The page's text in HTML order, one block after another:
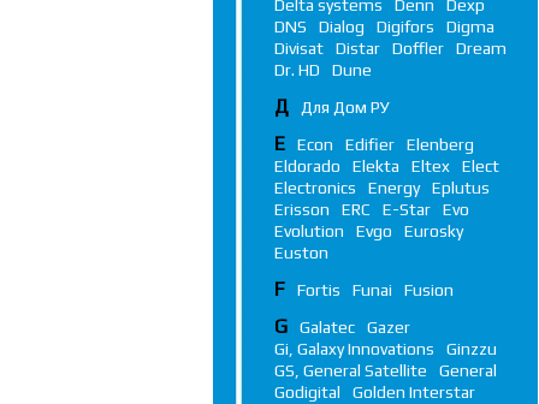
Delta systems
Denn
Dexp
DNS
Dialog Digifors
Digma
Divisat
Distar Doffler
Dream
Dr. HD
Dune
Д Для Дом РУ
E Econ Edifier
Elenberg
Eldorado
Elekta Eltex
Elect
Electronics
Energy
Eplutus
Erisson
ERC E-Star
Evo
Evolution
Evgo
Eurosky
Euston
F Fortis Funai Fusion
G Galatec
Gazer
Gi, Galaxy Innovations
Ginzzu
GS, General Satellite
General
Godigital
Golden Interstar